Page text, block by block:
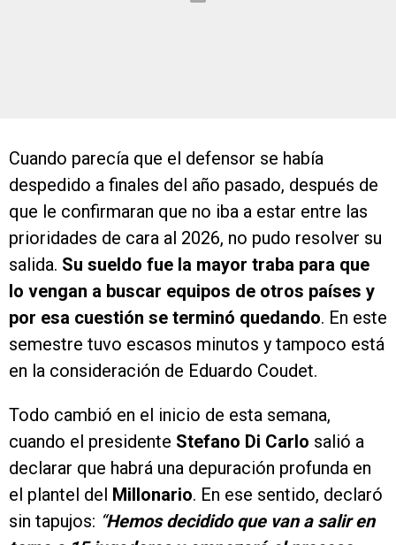
Cuando parecía que el defensor se había
despedido a finales del año pasado, después de
que le confirmaran que no iba a estar entre las
prioridades de cara al 2026, no pudo resolver su
salida. Su sueldo fue la mayor traba para que
lo vengan a buscar equipos de otros países y
por esa cuestión se terminó quedando. En este
semestre tuvo escasos minutos y tampoco está
en la consideración de Eduardo Coudet.
Todo cambió en el inicio de esta semana,
cuando el presidente Stefano Di Carlo salió a
declarar que habrá una depuración profunda en
el plantel del Millonario. En ese sentido, declaró
sin tapujos: “Hemos decidido que van a salir en